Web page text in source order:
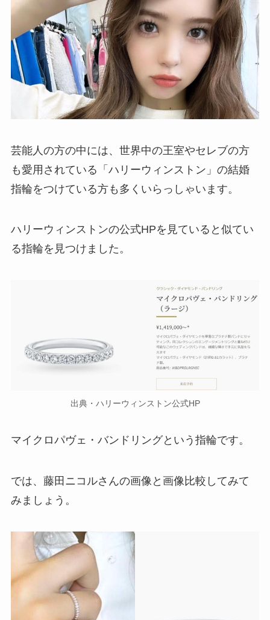
芸能人の方の中には、世界中の王室やセレブの方
も愛用されている「ハリーウィンストン」の結婚
指輪をつけている方も多くいらっしゃいます。
ハリーウィンストンの公式HPを見ていると似てい
る指輪を見つけました。
出典・ハリーウィンストン公式HP
マイクロパヴェ・バンドリングという指輪です。
では、藤田ニコルさんの画像と画像比較してみて
みましょう。